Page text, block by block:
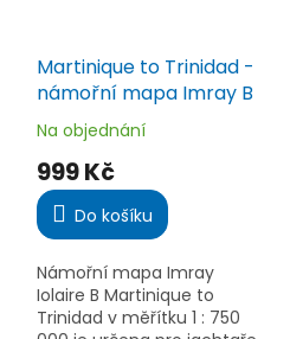
Martinique to Trinidad -
námořní mapa Imray B
Průměrné
hodnocení
produktu
je
5,0
5
hvězdiček.
Na objednání
999 Kč
Do košíku
Námořní mapa Imray
Iolaire B Martinique to
Trinidad v měřítku 1 : 750